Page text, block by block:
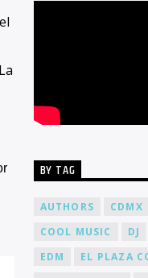
BY TAG
AUTHORS CDMX
COOL MUSIC
DJ
EDM
EL PLAZA